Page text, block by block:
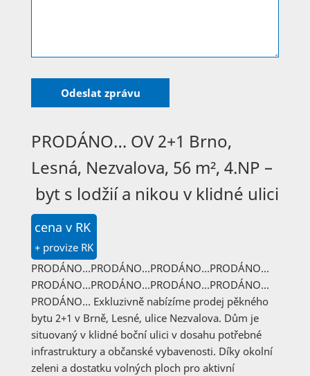
PRODÁNO… OV 2+1 Brno,
Lesná, Nezvalova, 56 m², 4.NP –
byt s lodžií a nikou v klidné ulici
cena v RK
+ provize RK
PRODÁNO…PRODÁNO…PRODÁNO…PRODÁNO…
PRODÁNO…PRODÁNO…PRODÁNO…PRODÁNO…
PRODÁNO… Exkluzivně nabízíme prodej pěkného
bytu 2+1 v Brně, Lesné, ulice Nezvalova. Dům je
situovaný v klidné boční ulici v dosahu potřebné
infrastruktury a občanské vybavenosti. Díky okolní
zeleni a dostatku volných ploch pro aktivní